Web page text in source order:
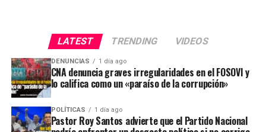
LATEST TRENDING VIDEOS
DENUNCIAS 1 día ago
CNA denuncia graves irregularidades en el FOSOVI y
lo califica como un «paraíso de la corrupción»
POLÍTICAS 1 día ago
Pastor Roy Santos advierte que el Partido Nacional